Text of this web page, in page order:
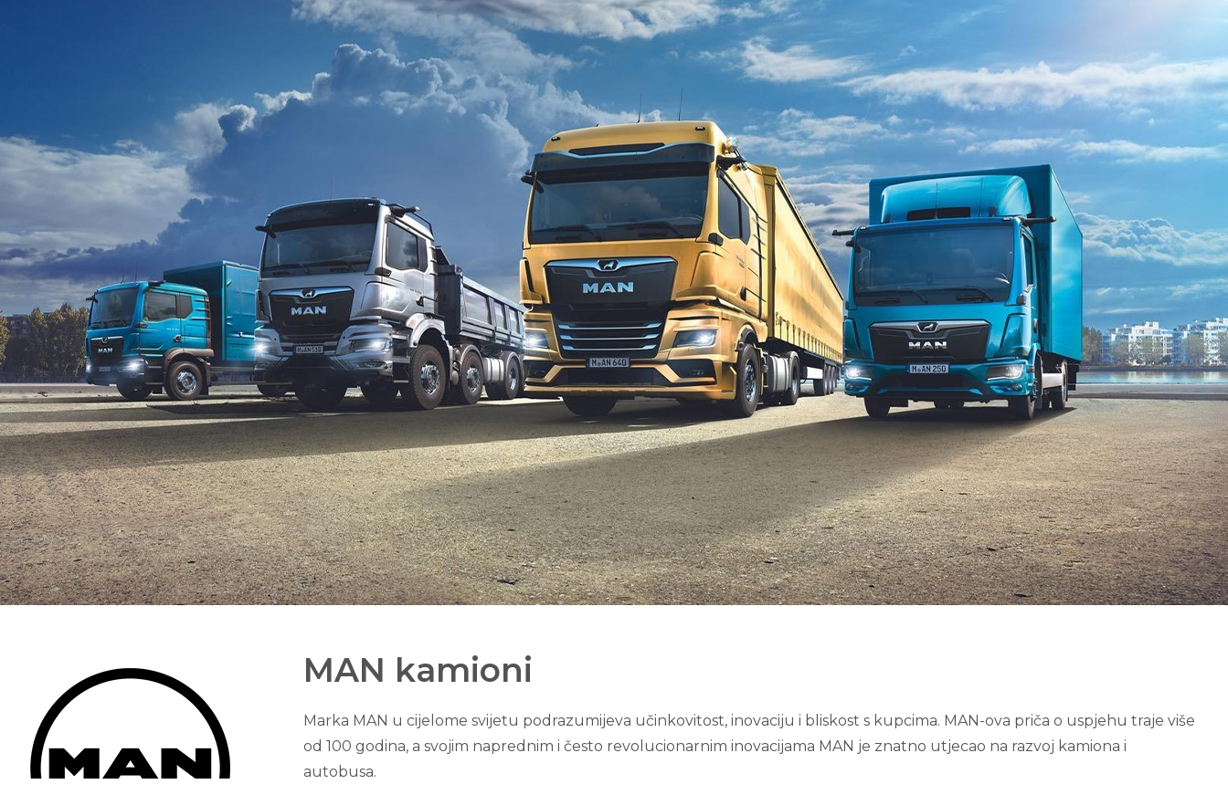
MAN kamioni
Marka MAN u cijelome svijetu podrazumijeva učinkovitost, inovaciju i bliskost s kupcima. MAN-ova priča o uspjehu traje više
od 100 godina, a svojim naprednim i često revolucionarnim inovacijama MAN je znatno utjecao na razvoj kamiona i
autobusa.